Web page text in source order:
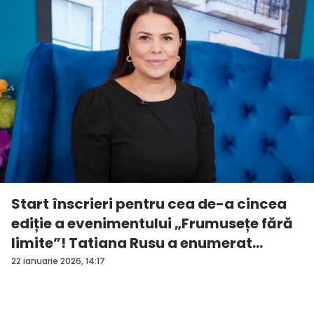
22 ianuarie 2026, 14:17
Start înscrieri pentru cea de-a cincea
ediție a evenimentului „Frumusețe fără
limite”! Tatiana Rusu a enumerat
criter...